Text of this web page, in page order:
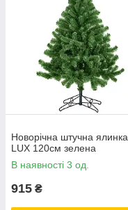
Новорічна штучна ялинка
LUX 120см зелена
В наявності 3 од.
915 ₴